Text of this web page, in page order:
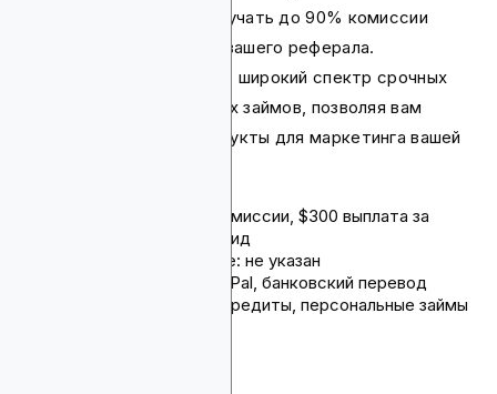
партнер, вы можете получать до 90% комиссии
независимо от размера вашего реферала.
Платформа также имеет широкий спектр срочных
кредитов и персональных займов, позволяя вам
иметь подходящие продукты для маркетинга вашей
Комиссия: до 90% комиссии, $300 выплата за
квалифицированный лид
Срок действия cookie: не указан
Способы оплаты: PayPal, банковский перевод
Продукты: срочные кредиты, персональные займы